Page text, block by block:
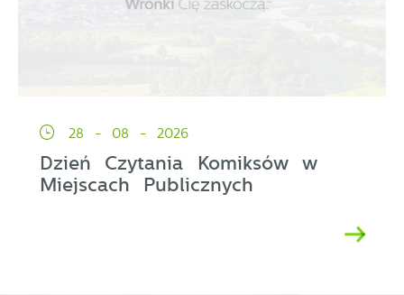
28 - 08 - 2026
Dzień Czytania Komiksów w
Miejscach Publicznych